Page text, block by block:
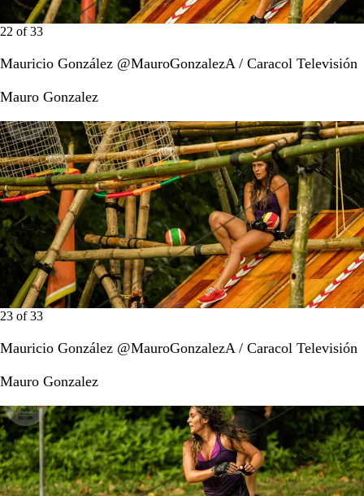
22 of33
Mauricio González @MauroGonzalezA / Caracol Televisión
Mauro Gonzalez
23 of33
Mauricio González @MauroGonzalezA / Caracol Televisión
Mauro Gonzalez